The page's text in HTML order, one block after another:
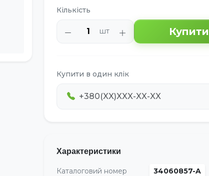
Кількість
шт Купити
Купити в один клік
Характеристики
Каталоговий номер
34060857-A